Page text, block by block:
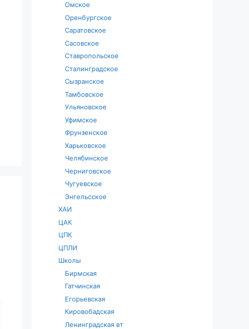
Омское
Оренбургское
Саратовское
Сасовское
Ставропольское
Сталинградское
Сызранское
Тамбовское
Ульяновское
Уфимское
Фрунзенское
Харьковское
Челябинское
Черниговское
Чугуевское
Энгельсское
ХАИ
ЦАК
ЦПК
ЦПЛИ
Школы
Бирмская
Гатчинская
Егорьевская
Кировобадская
Ленинградская вт